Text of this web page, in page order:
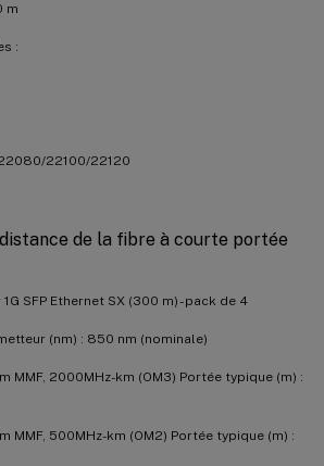
m
:
22100/22120
de la fibre à courte portée
SFP Ethernet SX (300 m) - pack de 4
(nm) : 850 nm (nominale)
MMF, 2000MHz-km (OM3) Portée typique (m) :
MMF, 500MHz-km (OM2) Portée typique (m) :